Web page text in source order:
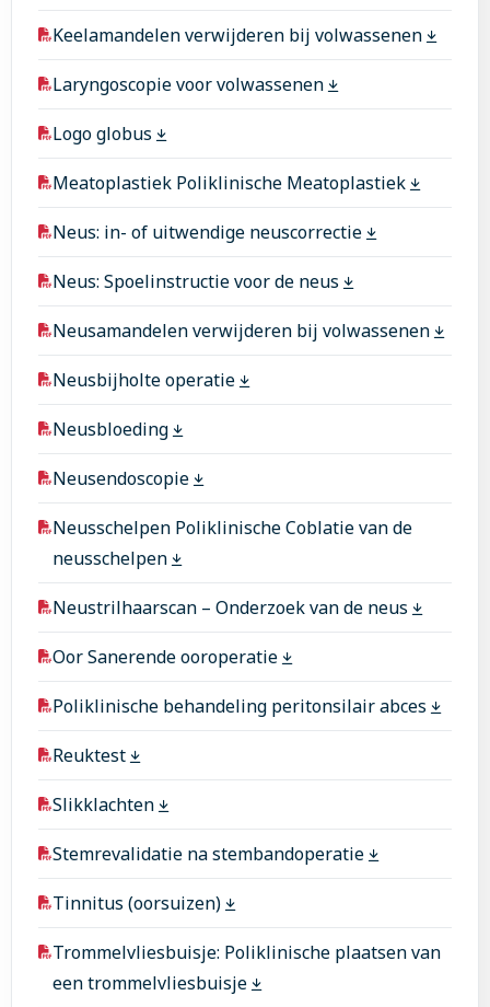
Keelamandelen verwijderen bij volwassenen
Laryngoscopie voor volwassenen
Logo globus
Meatoplastiek Poliklinische Meatoplastiek
Neus: in- of uitwendige neuscorrectie
Neus: Spoelinstructie voor de neus
Neusamandelen verwijderen bij volwassenen
Neusbijholte operatie
Neusbloeding
Neusendoscopie
Neusschelpen Poliklinische Coblatie van de
neusschelpen
Neustrilhaarscan – Onderzoek van de neus
Oor Sanerende ooroperatie
Poliklinische behandeling peritonsilair abces
Reuktest
Slikklachten
Stemrevalidatie na stembandoperatie
Tinnitus (oorsuizen)
Trommelvliesbuisje: Poliklinische plaatsen van
een trommelvliesbuisje